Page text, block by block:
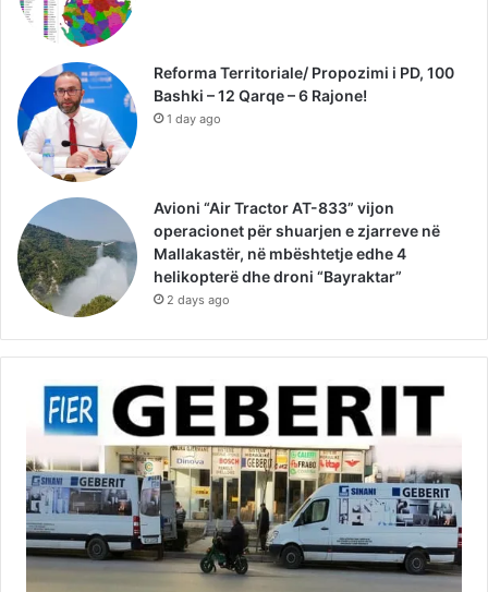
Reforma Territoriale/ Propozimi i PD, 100
Bashki – 12 Qarqe – 6 Rajone!
1 day ago
Avioni “Air Tractor AT-833” vijon
operacionet për shuarjen e zjarreve në
Mallakastër, në mbështetje edhe 4
helikopterë dhe droni “Bayraktar”
2 days ago